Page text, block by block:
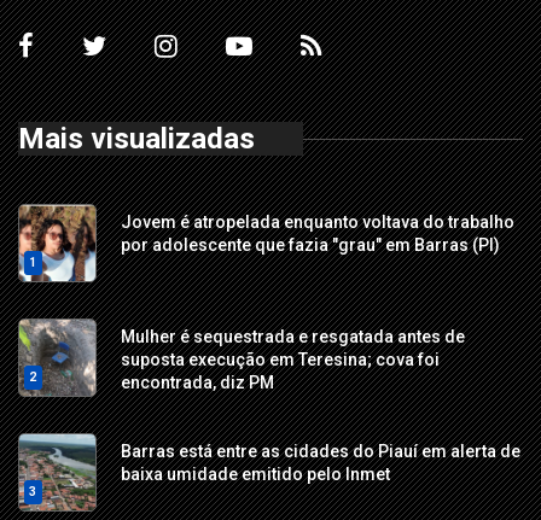
Mais visualizadas
1
Jovem é atropelada enquanto voltava do trabalho
por adolescente que fazia "grau" em Barras (PI)
2
Mulher é sequestrada e resgatada antes de
suposta execução em Teresina; cova foi
encontrada, diz PM
3
Barras está entre as cidades do Piauí em alerta de
baixa umidade emitido pelo Inmet